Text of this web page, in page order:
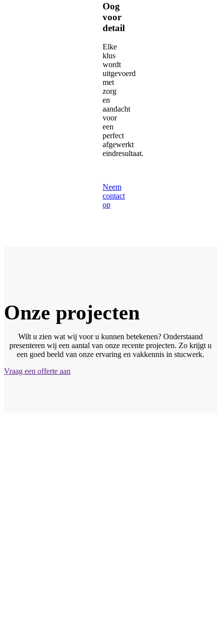
Oog
voor
detail
Elke
klus
wordt
uitgevoerd
met
zorg
en
aandacht
voor
een
perfect
afgewerkt
eindresultaat.
Neem
contact
op
Onze projecten
Wilt u zien wat wij voor u kunnen betekenen? Onderstaand
presenteren wij een aantal van onze recente projecten. Zo krijgt u
een goed beeld van onze ervaring en vakkennis in stucwerk.
Vraag een offerte aan